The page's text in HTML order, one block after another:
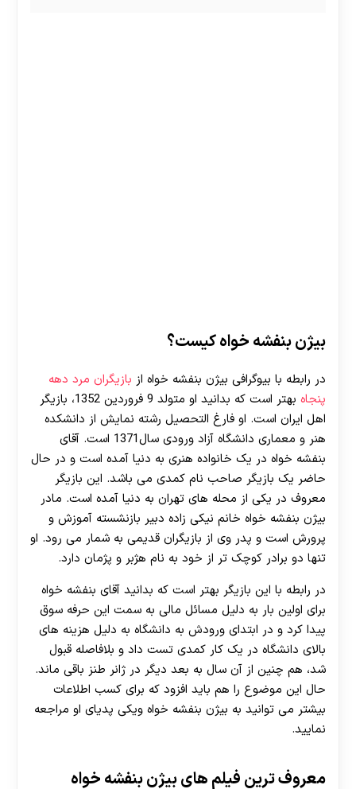
بیژن بنفشه خواه کیست؟
در رابطه با بیوگرافی بیژن بنفشه خواه از بازیگران مرد دهه
پنجاه
بهتر است که بدانید او متولد 9 فروردین 1352، بازیگر
اهل ایران است. او فارغ التحصیل رشته نمایش از دانشکده
هنر و معماری دانشگاه آزاد ورودی سال1371 است. آقای
بنفشه خواه در یک خانواده هنری به دنیا آمده است و در حال
حاضر یک بازیگر صاحب نام کمدی می باشد. این بازیگر
معروف در یکی از محله های تهران به دنیا آمده است. مادر
بیژن بنفشه خواه خانم نیکی زاده دبیر بازنشسته آموزش و
پرورش است و پدر وی از بازیگران قدیمی به شمار می رود. او
تنها دو برادر کوچک تر از خود به نام هژبر و پژمان دارد.
در رابطه با این بازیگر بهتر است که بدانید آقای بنفشه خواه
برای اولین بار به دلیل مسائل مالی به سمت این حرفه سوق
پیدا کرد و در ابتدای ورودش به دانشگاه به دلیل هزینه های
بالای دانشگاه در یک کار کمدی تست داد و بلافاصله قبول
شد، هم چنین از آن سال به بعد دیگر در ژانر طنز باقی ماند.
حال این موضوع را هم باید افزود که برای کسب اطلاعات
بیشتر می توانید به بیژن بنفشه خواه ویکی پدیای او مراجعه
نمایید.
معروف ترین فیلم های بیژن بنفشه خواه